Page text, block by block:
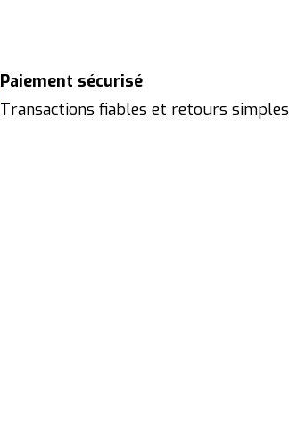
Paiement sécurisé
Transactions fiables et retours simples